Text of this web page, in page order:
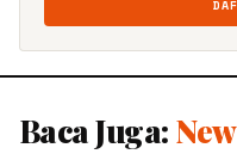
Baca Juga: